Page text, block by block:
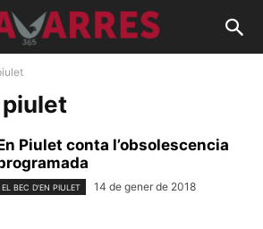
piulet
Piulet conta l’obsolescencia
EL BEC D'EN PIULET 14 de gener de 2018